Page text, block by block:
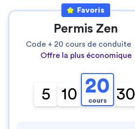
Favoris
Permis Zen
Code + 20 cours de conduite
Offre la plus économique
5 10 20
cours 30